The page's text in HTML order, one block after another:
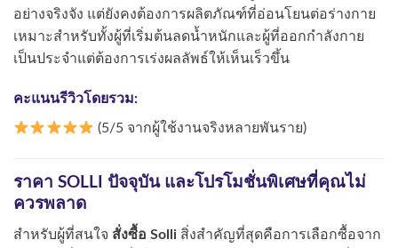
อย่างจริงจัง แต่ยังคงต้องการผลิตภัณฑ์ที่อ่อนโยนต่อร่างกาย
เหมาะสำหรับทั้งผู้ที่เริ่มต้นลดน้ำหนักและผู้ที่ออกกำลังกาย
เป็นประจำแต่ต้องการเร่งผลลัพธ์ให้เห็นเร็วขึ้น
คะแนนรีวิวโดยรวม:
(5/5 จากผู้ใช้งานจริงหลายพันราย)
ราคา SOLLI ปัจจุบัน และโปรโมชั่นพิเศษที่คุณไม่
ควรพลาด
สำหรับผู้ที่สนใจ สั่งซื้อ Solli สิ่งสำคัญที่สุดคือการเลือกซื้อจาก